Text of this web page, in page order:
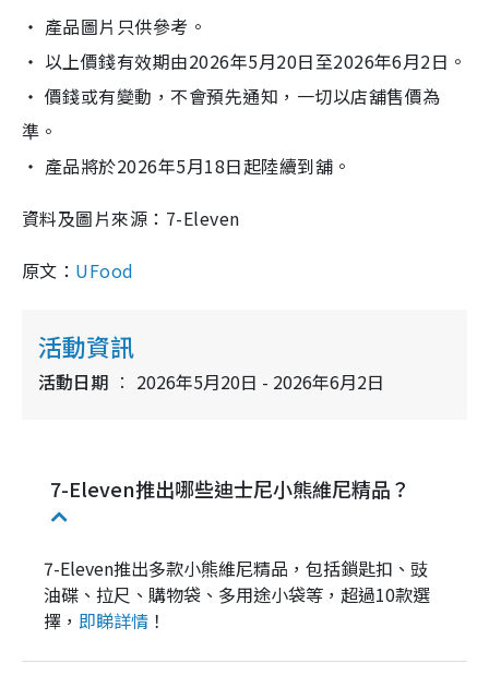
‧ 產品圖片只供參考。
‧ 以上價錢有效期由2026年5月20日至2026年6月2日。
‧ 價錢或有變動，不會預先通知，一切以店舖售價為
準。
‧ 產品將於2026年5月18日起陸續到舖。
資料及圖片來源：7-Eleven
原文： UFood
活動資訊
活動日期 2026年5月20日 - 2026年6月2日
7-Eleven推出哪些迪士尼小熊維尼精品？
7-Eleven推出多款小熊維尼精品，包括鎖匙扣、豉
油碟、拉尺、購物袋、多用途小袋等，超過10款選
擇， 即睇詳情 ！